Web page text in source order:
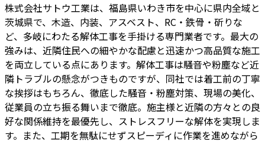
株式会社サトウ工業は、福島県いわき市を中心に県内全域と
茨城県で、木造、内装、アスベスト、RC・鉄骨・斫りな
ど、多岐にわたる解体工事を手掛ける専門業者です。最大の
強みは、近隣住民への細やかな配慮と迅速かつ高品質な施工
を両立している点にあります。解体工事は騒音や粉塵など近
隣トラブルの懸念がつきものですが、同社では着工前の丁寧
な挨拶はもちろん、徹底した騒音・粉塵対策、現場の美化、
従業員の立ち振る舞いまで徹底。施主様と近隣の方々との良
好な関係維持を最優先し、ストレスフリーな解体を実現しま
す。また、工期を無駄にせずスピーディに作業を進めながら